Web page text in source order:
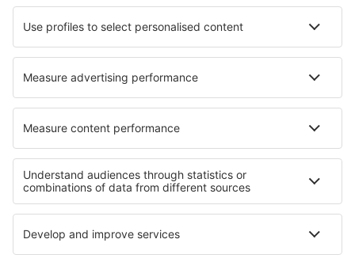
Hotels in Ploermel Hotels in Bandoli Hotels in Beitou
Hotels in Carmignano Hotels in Norderstedt
Hotels in Baston Hotels in Leogang Hotels in Ranchi
Beste hotels - regio's
Hotels aan de Sunshine Coast Hotels in Gold Coast
Hotels in Tasmanië Hotels in Anglesey
Hotels in Bad Aussee Hotels op Sal